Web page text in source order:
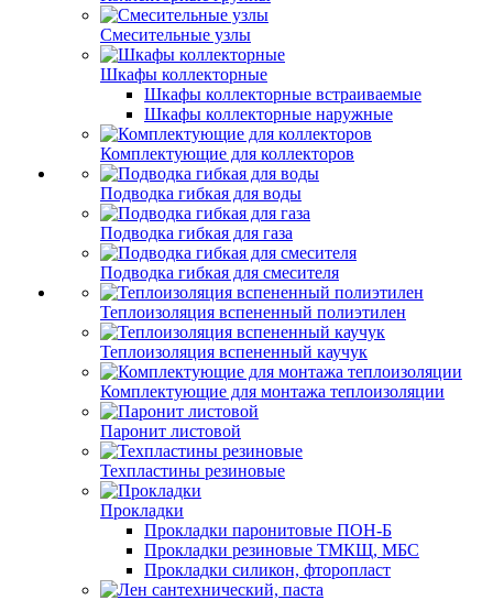
Смесительные узлы
Шкафы коллекторные
Шкафы коллекторные встраиваемые
Шкафы коллекторные наружные
Комплектующие для коллекторов
Подводка гибкая для воды
Подводка гибкая для газа
Подводка гибкая для смесителя
Теплоизоляция вспененный полиэтилен
Теплоизоляция вспененный каучук
Комплектующие для монтажа теплоизоляции
Паронит листовой
Техпластины резиновые
Прокладки
Прокладки паронитовые ПОН-Б
Прокладки резиновые ТМКЩ, МБС
Прокладки силикон, фторопласт